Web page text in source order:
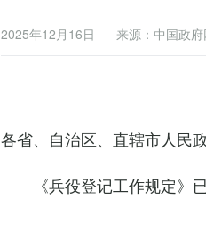
2025年12月16日 来源：中国政府
各省、自治区、直辖市人民
《兵役登记工作规定》